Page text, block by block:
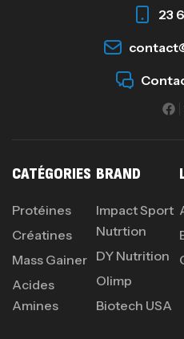
23
CATÉGORIES
Protéines
Créatines
Mass Gainer
Acides
Amines
BRAND
Impact Sport
Nutrtion
DY Nutrition
Olimp
Biotech USA